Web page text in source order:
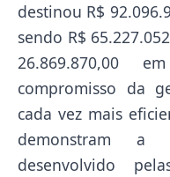
destinou R$
sendo R$
26.869.870,00
compromisso da
cada vez mais
demonstram a
desenvolvido